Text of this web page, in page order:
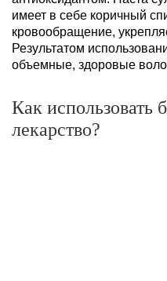
имеет в себе коричный
кровообращение,
Результатом
объемные, здоровые
Как использовать
лекарство?